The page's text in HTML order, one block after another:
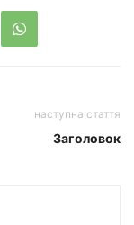
наступна стаття
Заголовок